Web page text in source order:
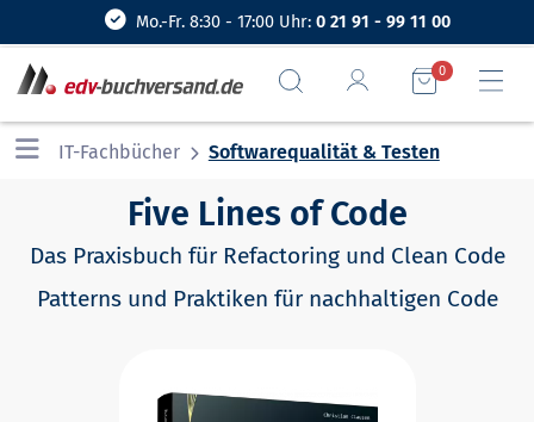
Mo.-Fr. 8:30 - 17:00 Uhr: 0 21 91 - 99 11 00
0
IT-Fachbücher Softwarequalität & Testen
Five Lines of Code
Das Praxisbuch für Refactoring und Clean Code
Patterns und Praktiken für nachhaltigen Code